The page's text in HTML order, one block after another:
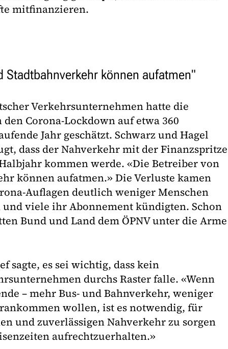
mitfinanzieren.
Stadtbahnverkehr können aufatmen"
Verkehrsunternehmen hatte die
Corona-Lockdown auf etwa 360
Jahr geschätzt. Schwarz und Hagel
dass der Nahverkehr mit der Finanzspritze
kommen werde. «Die Betreiber von
können aufatmen.» Die Verluste kamen
Auflagen deutlich weniger Menschen
viele ihr Abonnement kündigten. Schon
Bund und Land dem ÖPNV unter die Arme
sagte, es sei wichtig, dass kein
durchs Raster falle. «Wenn
– mehr Bus- und Bahnverkehr, weniger
wollen, ist es notwendig, für
und zuverlässigen Nahverkehr zu sorgen
aufrechtzuerhalten.»